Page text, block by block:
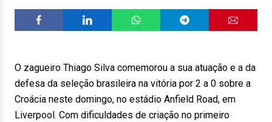
O zagueiro Thiago Silva comemorou a sua atuação e a da
defesa da seleção brasileira na vitória por 2 a 0 sobre a
Croácia neste domingo, no estádio Anfield Road, em
Liverpool. Com dificuldades de criação no primeiro